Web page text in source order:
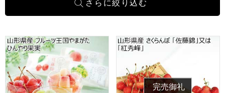
山形県産 フルーツ王国やまがた ひんやり果実(お届け期間
山形県産 さくらんぼ 「佐藤
完売御礼